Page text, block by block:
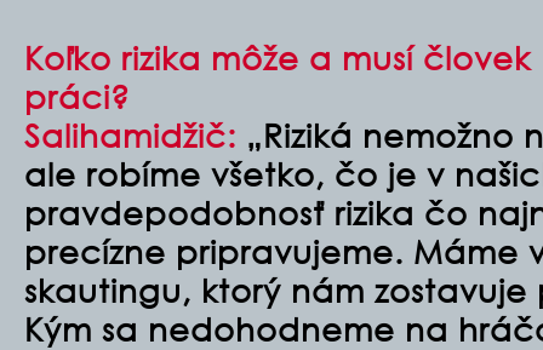
Koľko rizika môže a musí
práci?
Salihamidžič: „Riziká nemožno
ale robíme všetko, čo je v
pravdepodobnosť rizika čo
precízne pripravujeme. Máme
skautingu, ktorý nám
Kým sa nedohodneme na